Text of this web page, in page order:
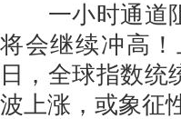
一小时通道阻
将会继续冲高！
日，全球指数统
波上涨，或象征